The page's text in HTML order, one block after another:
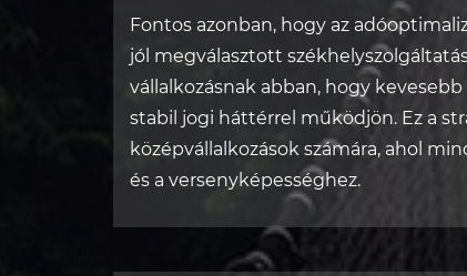
Fontos azonban, hogy az
jól megválasztott
vállalkozásnak abban, hogy
stabil jogi háttérrel működjön. Ez a
középvállalkozások számára, ahol
és a versenyképességhez.